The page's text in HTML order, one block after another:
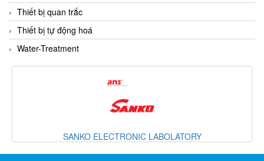
Flexim
FLIR
FLOMAG
Flow Force/ Super Green Power-Tech
Flowserve
Thiết bị quan trắc
Thiết bị tự động hoá
Water-Treatment
SANKO ELECTRONIC LABOLATORY